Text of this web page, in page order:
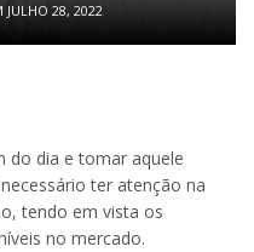
JULHO 28, 2022
do dia e tomar aquele
ter atenção na
tendo em vista os
no mercado.